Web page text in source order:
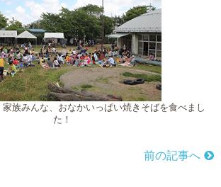
族みんな、おなかいっぱい焼きそばを食べまし
た！
前の記事へ